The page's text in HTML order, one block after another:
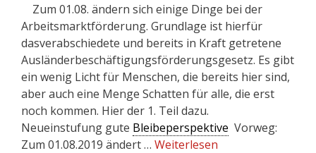
Zum 01.08. ändern sich einige Dinge bei der
Arbeitsmarktförderung. Grundlage ist hierfür
dasverabschiedete und bereits in Kraft getretene
Ausländerbeschäftigungsförderungsgesetz. Es gibt
ein wenig Licht für Menschen, die bereits hier sind,
aber auch eine Menge Schatten für alle, die erst
noch kommen. Hier der 1. Teil dazu.
Neueinstufung gute Bleibeperspektive Vorweg:
Zum 01.08.2019 ändert … Weiterlesen